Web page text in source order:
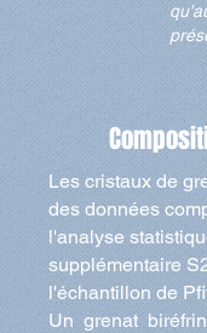
Les cristaux de
des données
l'analyse
supplémentaire
l'échantillon de
Un grenat